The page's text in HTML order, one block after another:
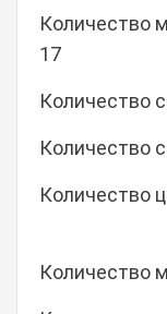
Количество
17
Количество
Количество
Количество
Количество